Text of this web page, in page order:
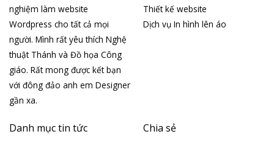
nghiệm làm website
Wordpress cho tất cả mọi
người. Mình rất yêu thích Nghệ
thuật Thánh và Đồ họa Công
giáo. Rất mong được kết bạn
với đông đảo anh em Designer
gần xa.
Thiết kế website
Dịch vụ In hình lên áo
Danh mục tin tức Chia sẻ